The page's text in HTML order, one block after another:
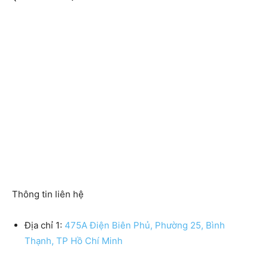
Thông tin liên hệ
Địa chỉ 1: 475A Điện Biên Phủ, Phường 25, Bình
Thạnh, TP Hồ Chí Minh